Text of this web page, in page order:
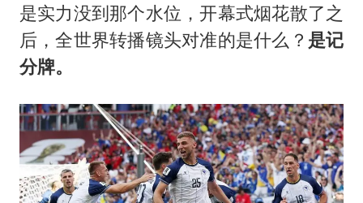
是实力没到那个水位，开幕式烟花散了之
后，全世界转播镜头对准的是什么？ 是记
分牌。